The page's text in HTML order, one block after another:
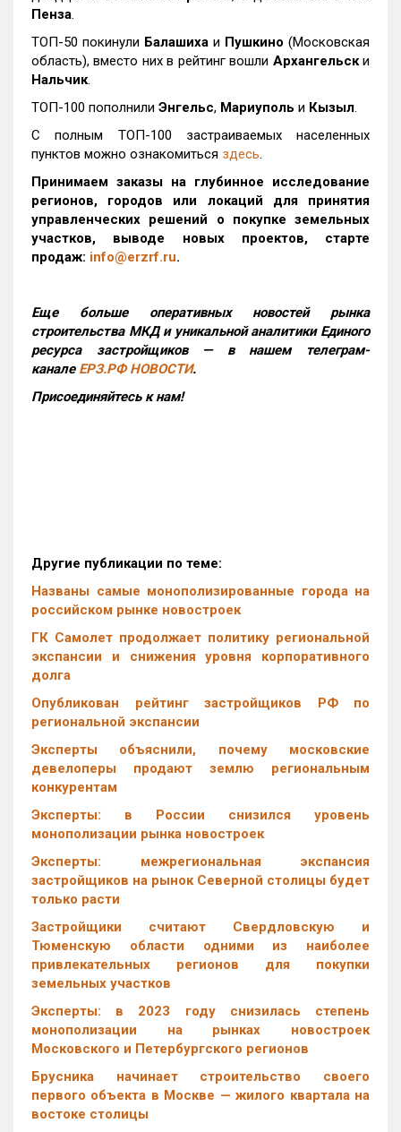
Пенза.
ТОП-50 покинули Балашиха и Пушкино (Московская
область), вместо них в рейтинг вошли Архангельски
Нальчик.
ТОП-100 пополнили Энгельс, Мариуполь и Кызыл.
С полным ТОП-100 застраиваемых населенных
пунктов можно ознакомиться здесь.
Принимаем заказы на глубинное исследование
регионов, городов или локаций для принятия
управленческих решений о покупке земельных
участков, выводе новых проектов, старте
продаж: info@erzrf.ru.
Еще больше оперативных новостей рынка
строительства МКД и уникальной аналитики Единого
ресурса застройщиков — в нашем телеграм-
канале ЕРЗ.РФ НОВОСТИ.
Присоединяйтесь к нам!
Другие публикации по теме:
Названы самые монополизированные города на
российском рынке новостроек
ГК Самолет продолжает политику региональной
экспансии и снижения уровня корпоративного
долга
Опубликован рейтинг застройщиков РФ по
региональной экспансии
Эксперты объяснили, почему московские
девелоперы продают землю региональным
конкурентам
Эксперты: в России снизился уровень
монополизации рынка новостроек
Эксперты: межрегиональная экспансия
застройщиков на рынок Северной столицы будет
только расти
Застройщики считают Свердловскую и
Тюменскую области одними из наиболее
привлекательных регионов для покупки
земельных участков
Эксперты: в 2023 году снизилась степень
монополизации на рынках новостроек
Московского и Петербургского регионов
Брусника начинает строительство своего
первого объекта в Москве — жилого квартала на
востоке столицы